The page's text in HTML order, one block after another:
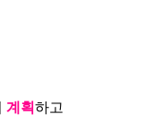
계획하고